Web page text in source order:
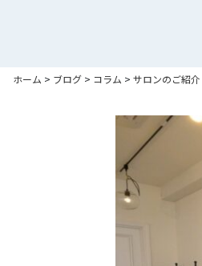
ホーム > ブログ > コラム > サロンのご紹介